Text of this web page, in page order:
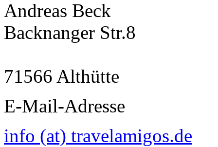
Andreas Beck
Backnanger Str.8
71566 Althütte
E-Mail-Adresse
info (at) travelamigos.de